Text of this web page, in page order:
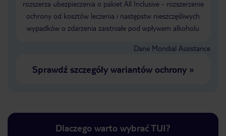
rozszerza ubezpieczenia o pakiet All Inclusive - rozszerzenie
ochrony od kosztów leczenia i następstw nieszczęśliwych
wypadków o zdarzenia zaistniałe pod wpływem alkoholu
Dane Mondial Assistance
Sprawdź szczegóły wariantów ochrony»
Dlaczego warto wybrać TUI?